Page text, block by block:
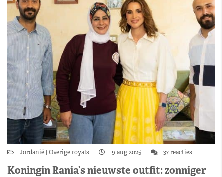
Jordanië Overige royals 19 aug 2025 37 reacties
Koningin Rania’s nieuwste outfit: zonniger